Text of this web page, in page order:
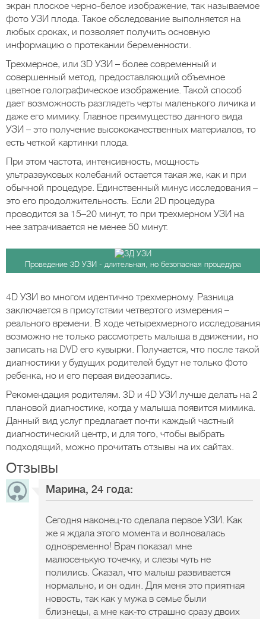
экран плоское черно-белое изображение, так называемое
фото УЗИ плода. Такое обследование выполняется на
любых сроках, и позволяет получить основную
информацию о протекании беременности.
Трехмерное, или 3D УЗИ – более современный и
совершенный метод, предоставляющий объемное
цветное голографическое изображение. Такой способ
дает возможность разглядеть черты маленького личика и
даже его мимику. Главное преимущество данного вида
УЗИ – это получение высококачественных материалов, то
есть четкой картинки плода.
При этом частота, интенсивность, мощность
ультразвуковых колебаний остается такая же, как и при
обычной процедуре. Единственный минус исследования –
это его продолжительность. Если 2D процедура
проводится за 15–20 минут, то при трехмерном УЗИ на
нее затрачивается не менее 50 минут.
Проведение 3D УЗИ - длительная, но безопасная процедура
4D УЗИ во многом идентично трехмерному. Разница
заключается в присутствии четвертого измерения –
реального времени. В ходе четырехмерного исследования
возможно не только рассмотреть малыша в движении, но
записать на DVD его кувырки. Получается, что после такой
диагностики у будущих родителей будут не только фото
ребенка, но и его первая видеозапись.
Рекомендация родителям. 3D и 4D УЗИ лучше делать на 2
плановой диагностике, когда у малыша появится мимика.
Данный вид услуг предлагает почти каждый частный
диагностический центр, и для того, чтобы выбрать
подходящий, можно прочитать отзывы на их сайтах.
Отзывы
Марина, 24 года:
Сегодня наконец-то сделала первое УЗИ. Как
же я ждала этого момента и волновалась
одновременно! Врач показал мне
малюсенькую точечку, и слезы чуть не
полились. Сказал, что малыш развивается
нормально, и он один. Для меня это приятная
новость, так как у мужа в семье были
близнецы, а мне как-то страшно сразу двоих